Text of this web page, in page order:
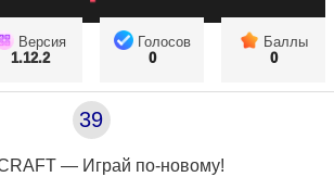
Версия
1.12.2
Голосов
0
Баллы
0
39
— Играй по-новому!